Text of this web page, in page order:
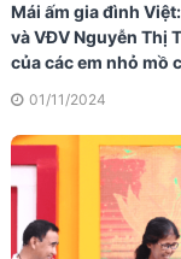
Mái ấm gia đình
và VĐV Nguyễn Thị
của các em nhỏ mồ
01/11/2024